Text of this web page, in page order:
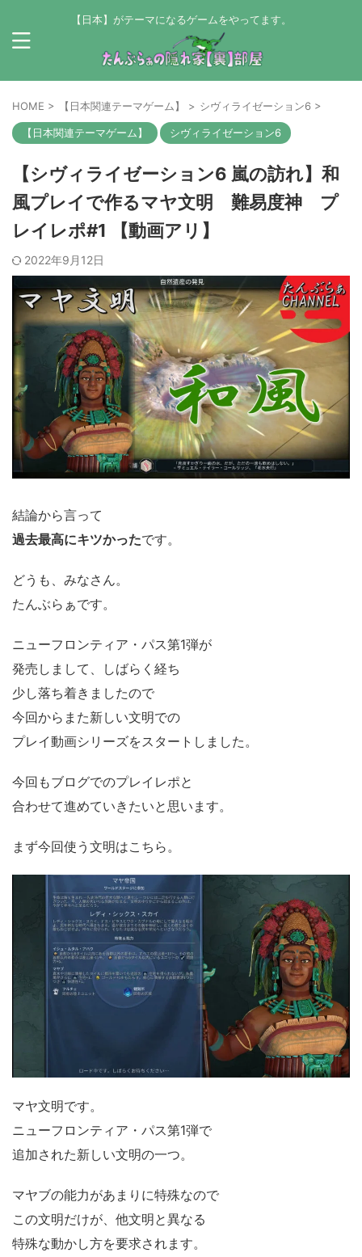
【日本】がテーマになるゲームをやってます。
HOME > 【日本関連テーマゲーム】 > シヴィライゼーション6 >
【日本関連テーマゲーム】 シヴィライゼーション6
【シヴィライゼーション6 嵐の訪れ】和
風プレイで作るマヤ文明 難易度神 プ
レイレポ#1 【動画アリ】
2022年9月12日
結論から言って
過去最高にキツかったです。
どうも、みなさん。
たんぶらぁです。
ニューフロンティア・パス第1弾が
発売しまして、しばらく経ち
少し落ち着きましたので
今回からまた新しい文明での
プレイ動画シリーズをスタートしました。
今回もブログでのプレイレポと
合わせて進めていきたいと思います。
まず今回使う文明はこちら。
マヤ文明です。
ニューフロンティア・パス第1弾で
追加された新しい文明の一つ。
マヤブの能力があまりに特殊なので
この文明だけが、他文明と異なる
特殊な動かし方を要求されます。